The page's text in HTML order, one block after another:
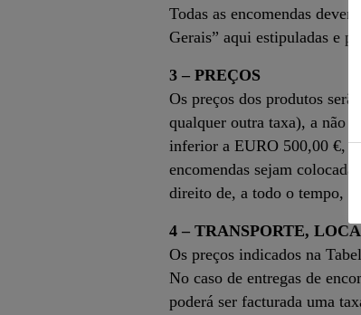
Todas as encomendas
Gerais” aqui estipuladas e
3 – PREÇOS
Os preços dos produtos
qualquer outra taxa), a não
inferior a EURO 500,00 €,
encomendas sejam
direito de, a todo o tempo,
4 – TRANSPORTE,
Os preços indicados na
No caso de entregas de
poderá ser facturada uma